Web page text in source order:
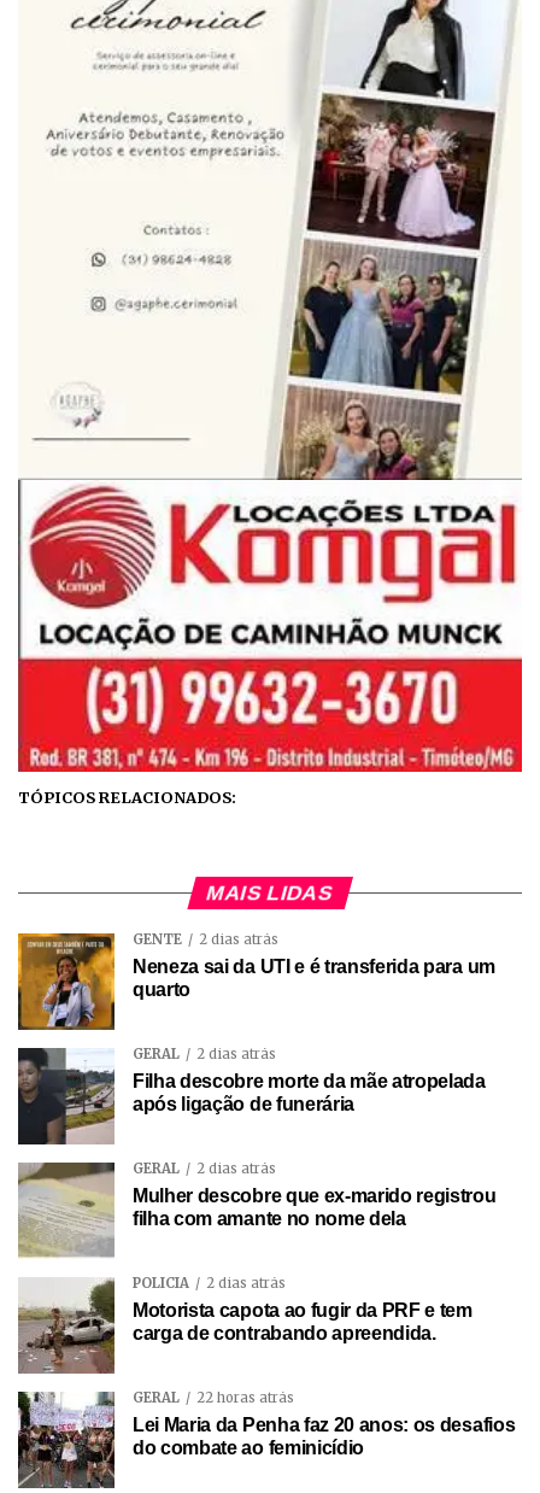
TÓPICOS RELACIONADOS:
MAIS LIDAS
GENTE 2 dias atrás
Neneza sai da UTI e é transferida para um
quarto
GERAL 2 dias atrás
Filha descobre morte da mãe atropelada
após ligação de funerária
GERAL 2 dias atrás
Mulher descobre que ex-marido registrou
filha com amante no nome dela
POLÍCIA 2 dias atrás
Motorista capota ao fugir da PRF e tem
carga de contrabando apreendida.
GERAL 22 horas atrás
Lei Maria da Penha faz 20 anos: os desafios
do combate ao feminicídio